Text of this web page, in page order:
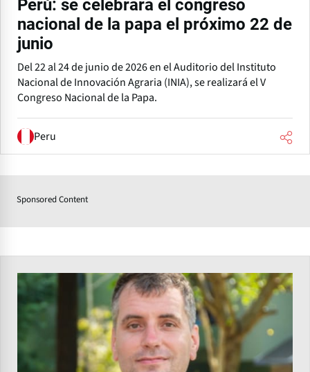
Perú: se celebrara el congreso
nacional de la papa el próximo 22 de
junio
Del 22 al 24 de junio de 2026 en el Auditorio del Instituto
Nacional de Innovación Agraria (INIA), se realizará el V
Congreso Nacional de la Papa.
Peru
Sponsored Content